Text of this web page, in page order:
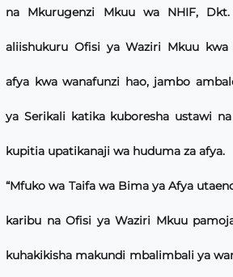
na Mkurugenzi Mkuu wa NHIF,
aliishukuru Ofisi ya Waziri Mkuu
afya kwa wanafunzi hao, jambo
ya Serikali katika kuboresha ustawi
kupitia upatikanaji wa huduma za afya.
“Mfuko wa Taifa wa Bima ya Afya
karibu na Ofisi ya Waziri Mkuu
kuhakikisha makundi mbalimbali ya